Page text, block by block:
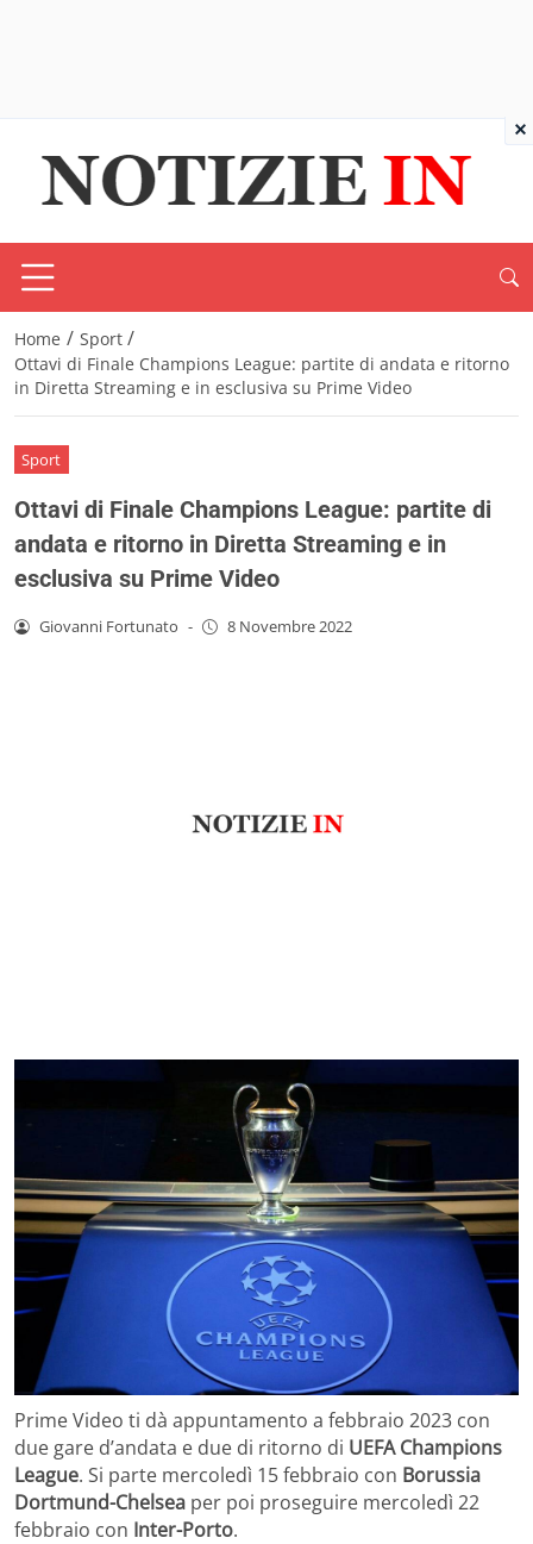
Home / Sport /
Ottavi di Finale Champions League: partite di andata e ritorno
in Diretta Streaming e in esclusiva su Prime Video
Sport
Ottavi di Finale Champions League: partite di
andata e ritorno in Diretta Streaming e in
esclusiva su Prime Video
Giovanni Fortunato - 8 Novembre 2022
Prime Video ti dà appuntamento a febbraio 2023 con
due gare d’andata e due di ritorno di UEFA Champions
League. Si parte mercoledì 15 febbraio con Borussia
Dortmund-Chelsea per poi proseguire mercoledì 22
febbraio con Inter-Porto.
×